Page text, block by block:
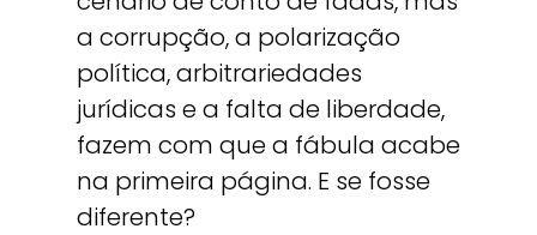
a corrupção, a polarização
política, arbitrariedades
jurídicas e a falta de liberdade,
fazem com que a fábula acabe
na primeira página. E se fosse
diferente?